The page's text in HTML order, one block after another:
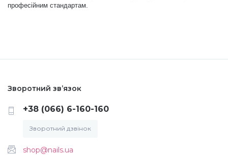
професійним стандартам.
Зворотний зв’язок
+38 (066) 6-160-160
Зворотний дзвінок
shop@nails.ua